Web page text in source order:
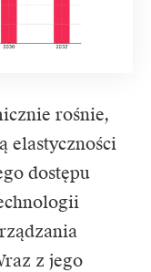
rośnie,
elastyczności
dostępu
z jego